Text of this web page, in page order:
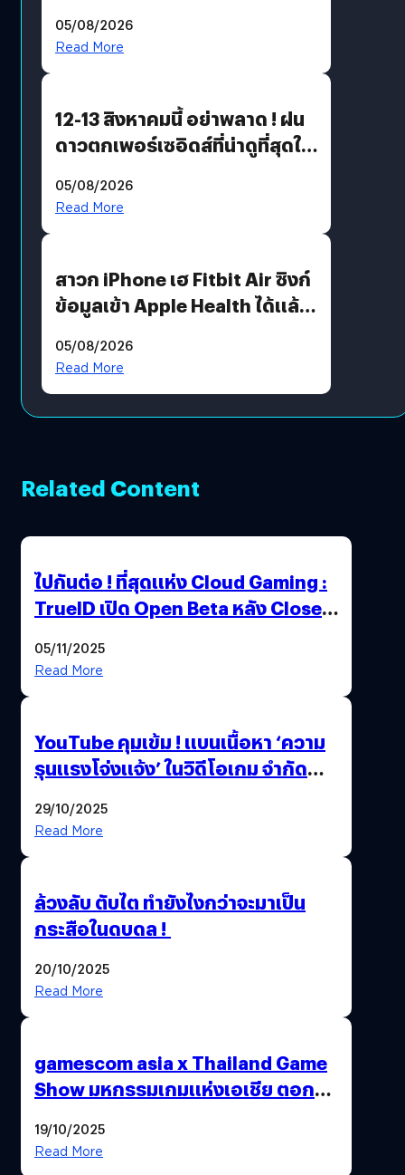
05/08/2026
Read More
12-13 สิงหาคมนี้ อย่าพลาด ! ฝน
ดาวตกเพอร์เซอิดส์ที่น่าดูที่สุดใน
05/08/2026
Read More
สาวก iPhone เฮ Fitbit Air ซิงก์
ข้อมูลเข้า Apple Health ได้แล้ว
05/08/2026
Read More
Related Content
ไปกันต่อ ! ที่สุดแห่ง Cloud Gaming :
TrueID เปิด Open Beta หลัง Close
Thailand Game Show 2025 ทะลุ 15
05/11/2025
Read More
YouTube คุมเข้ม ! แบนเนื้อหา ‘ความ
รุนแรงโจ่งแจ้ง’ ในวิดีโอเกม จำกัด
29/10/2025
Read More
ล้วงลับ ตับไต ทำยังไงกว่าจะมาเป็น
กระสือในดบดล !
20/10/2025
Read More
gamescom asia x Thailand Game
Show มหกรรมเกมแห่งเอเชีย ตอกย้ำ
พาณิชย์ร่วมชูความสำเร็จ
19/10/2025
Read More